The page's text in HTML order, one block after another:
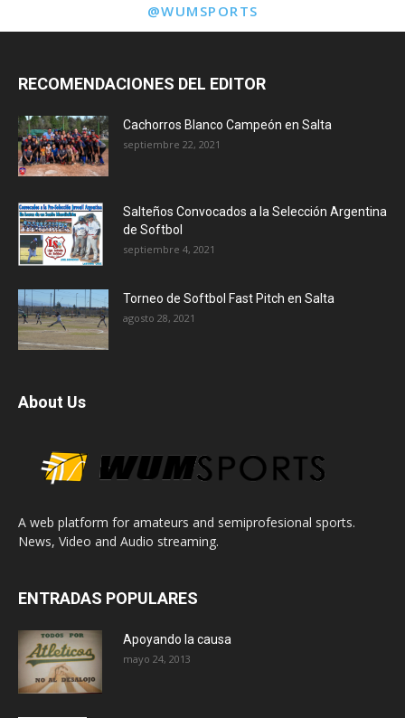
@WUMSPORTS
RECOMENDACIONES DEL EDITOR
Cachorros Blanco Campeón en Salta
septiembre 22, 2021
Salteños Convocados a la Selección Argentina
de Softbol
septiembre 4, 2021
Torneo de Softbol Fast Pitch en Salta
agosto 28, 2021
About Us
A web platform for amateurs and semiprofesional sports.
News, Video and Audio streaming.
ENTRADAS POPULARES
Apoyando la causa
mayo 24, 2013